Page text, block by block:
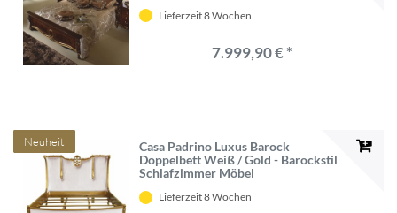
Lieferzeit 8 Wochen
7.999,90 € *
Neuheit
Casa Padrino Luxus Barock
Doppelbett Weiß / Gold - Barockstil
Schlafzimmer Möbel
Lieferzeit 8 Wochen